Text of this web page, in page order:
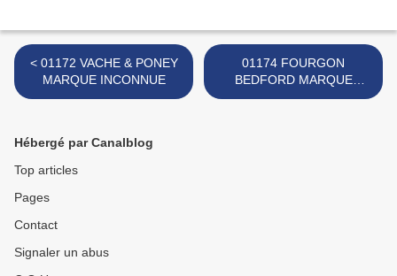
< 01172 VACHE & PONEY
MARQUE INCONNUE
01174 FOURGON
BEDFORD MARQUE
SOMEPA >
Hébergé par Canalblog
Top articles
Pages
Contact
Signaler un abus